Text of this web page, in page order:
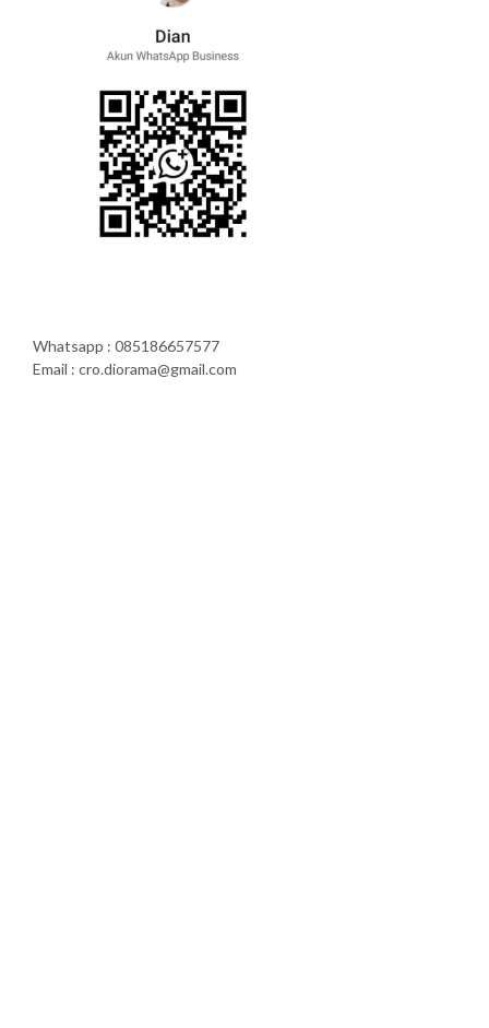
Whatsapp : 085186657577
Email : cro.diorama@gmail.com